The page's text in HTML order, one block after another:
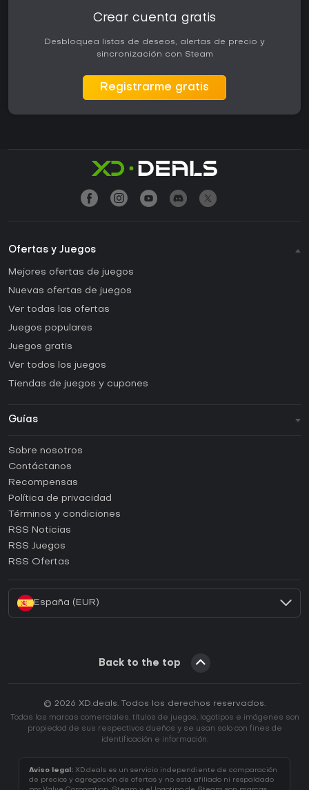
Crear cuenta gratis
Desbloquea listas de deseos, alertas de precio y
sincronización con Steam
Registrarme gratis
Ofertas y Juegos
Mejores ofertas de juegos
Nuevas ofertas de juegos
Ver todas las ofertas
Juegos populares
Juegos gratis
Ver todos los juegos
Tiendas de juegos y cupones
Guías
Guías y tutoriales
¿Cómo activar una CD Key de Steam?
¿Cómo activar una CD Key de Epic Games?
¿Cómo activar una CD Key de GOG?
¿Cómo activar una CD Key de Ubisoft Connect?
Sobre nosotros
Contáctanos
Recompensas
Política de privacidad
Términos y condiciones
RSS Noticias
RSS Juegos
RSS Ofertas
España (EUR)
Back to the top
© 2026 XD.deals. Todos los derechos reservados.
Todas las marcas comerciales, títulos de juegos, logotipos e imágenes son
propiedad de sus respectivos dueños y se usan solo con fines de
identificación e información.
Aviso legal: XD.deals es un servicio independiente de comparación
de precios y agregación de ofertas y no está afiliado ni respaldado